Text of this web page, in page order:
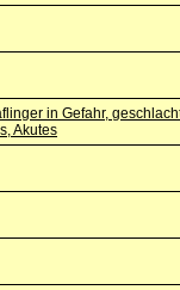
in Gefahr,
Akutes